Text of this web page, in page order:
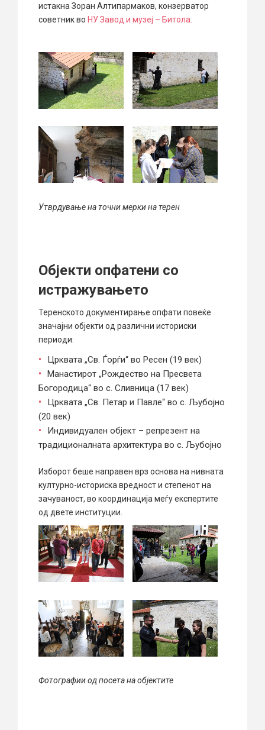
истакна Зоран Алтипармаков, конзерватор
советник во НУ Завод и музеј – Битола.
Утврдување на точни мерки на терен
Објекти опфатени со
истражувањето
Теренското документирање опфати повеќе
значајни објекти од различни историски
периоди:
Црквата „Св. Ѓорѓи“ во Ресен (19 век)
Манастирот „Рождество на Пресвета
Богородица“ во с. Сливница (17 век)
Црквата „Св. Петар и Павле“ во с. Љубојно
(20 век)
Индивидуален објект – репрезент на
традиционалната архитектура во с. Љубојно
Изборот беше направен врз основа на нивната
културно-историска вредност и степенот на
зачуваност, во координација меѓу експертите
од двете институции.
Фотографии од посета на објектите